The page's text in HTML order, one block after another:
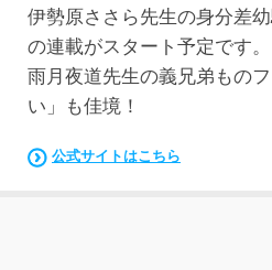
伊勢原ささら先生の身分差
の連載がスタート予定です。
雨月夜道先生の義兄弟もの
い」も佳境！
公式サイトはこちら